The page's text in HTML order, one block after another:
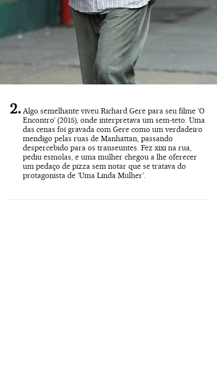
Algo semelhante viveu Richard Gere para seu filme ‘O
Encontro’ (2015), onde interpretava um sem-teto. Uma
das cenas foi gravada com Gere como um verdadeiro
mendigo pelas ruas de Manhattan, passando
despercebido para os transeuntes. Fez xixi na rua,
pediu esmolas, e uma mulher chegou a lhe oferecer
um pedaço de pizza sem notar que se tratava do
protagonista de ‘Uma Linda Mulher’.